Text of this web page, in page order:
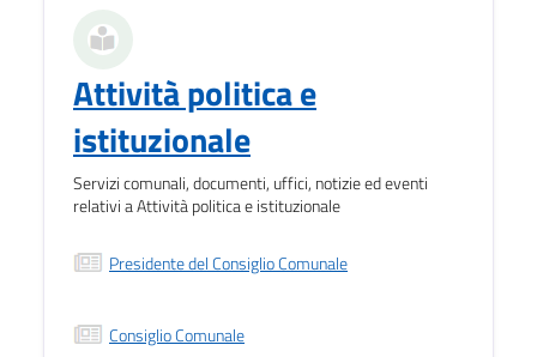
Attività politica e
istituzionale
Servizi comunali, documenti, uffici, notizie ed eventi
relativi a Attività politica e istituzionale
Presidente del Consiglio Comunale
Consiglio Comunale